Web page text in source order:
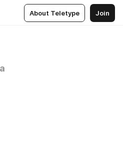
About Teletype Join